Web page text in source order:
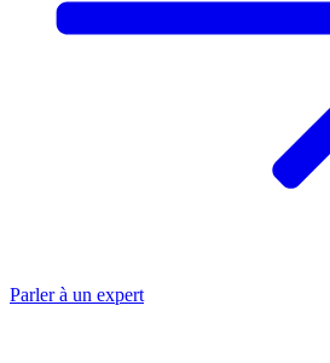
Parler à un expert